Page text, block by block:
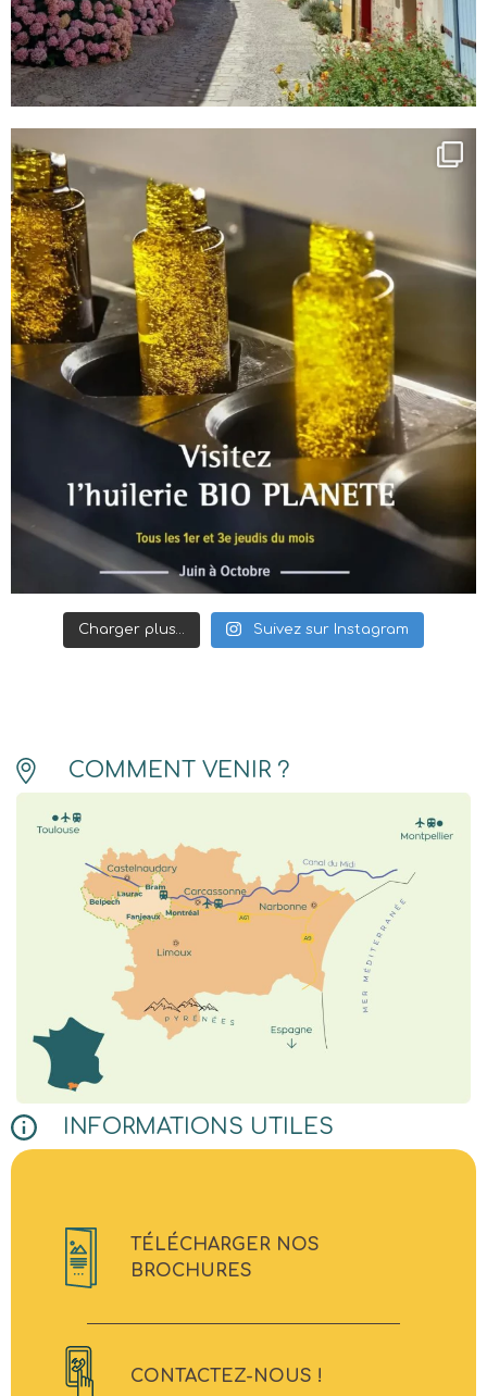
Charger plus… Suivez sur Instagram
COMMENT VENIR ?
INFORMATIONS UTILES
TÉLÉCHARGER NOS
BROCHURES
CONTACTEZ-NOUS !